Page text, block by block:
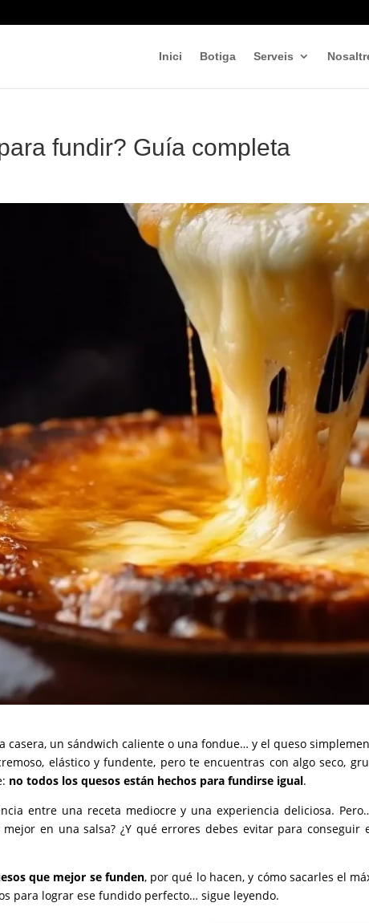
Inici Botiga Serveis
fundir? Guía completa
casera, un sándwich caliente o una fondue… y el queso
elástico y fundente, pero te encuentras con algo seco,
no todos los quesos están hechos para fundirse igual.
entre una receta mediocre y una experiencia deliciosa.
en una salsa? ¿Y qué errores debes evitar para
que mejor se funden, por qué lo hacen, y cómo sacarles el
para lograr ese fundido perfecto… sigue leyendo.